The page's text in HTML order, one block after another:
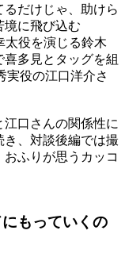
だけじゃ、助けら
境に飛び込む
太役を演じる鈴木
多見とタッグを組
実役の江口洋介さ
口さんの関係性に
き、対談後編では撮
ふりが思うカッコ
もっていくの